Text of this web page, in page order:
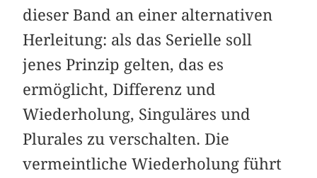
dieser Band an einer alternativen
Herleitung: als das Serielle soll
jenes Prinzip gelten, das es
ermöglicht, Differenz und
Wiederholung, Singuläres und
Plurales zu verschalten. Die
vermeintliche Wiederholung führt